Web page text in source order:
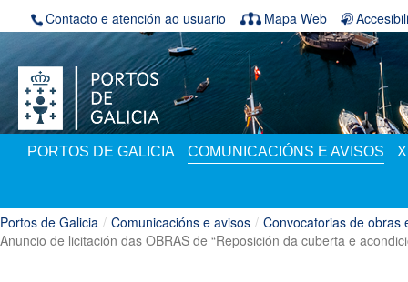
Volver ao contido
Contacto e atención ao usuario Mapa Web
PORTOS DE GALICIA COMUNICACIÓNS E AVISOS
Portos de Galicia / Comunicacións e avisos / Convocatorias de obras
Anuncio de licitación das OBRAS de “Reposición da cuberta e